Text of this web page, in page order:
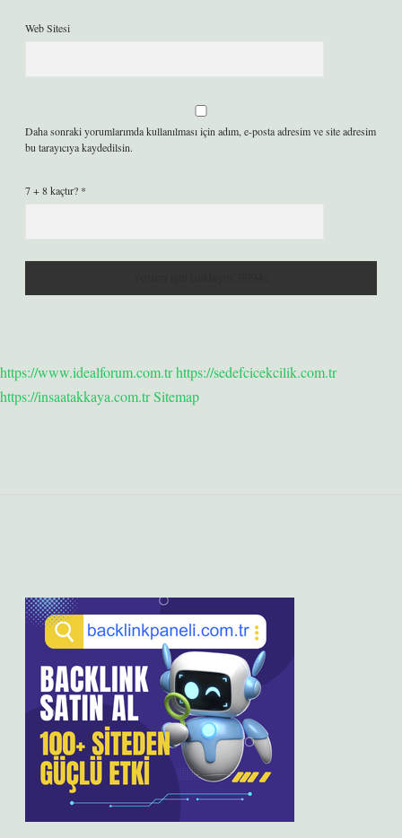
Web Sitesi
Daha sonraki yorumlarımda kullanılması için adım, e-posta adresim ve site adresim
bu tarayıcıya kaydedilsin.
7 + 8 kaçtır? *
https://www.idealforum.com.trhttps://sedefcicekcilik.com.tr
https://insaatakkaya.com.trSitemap